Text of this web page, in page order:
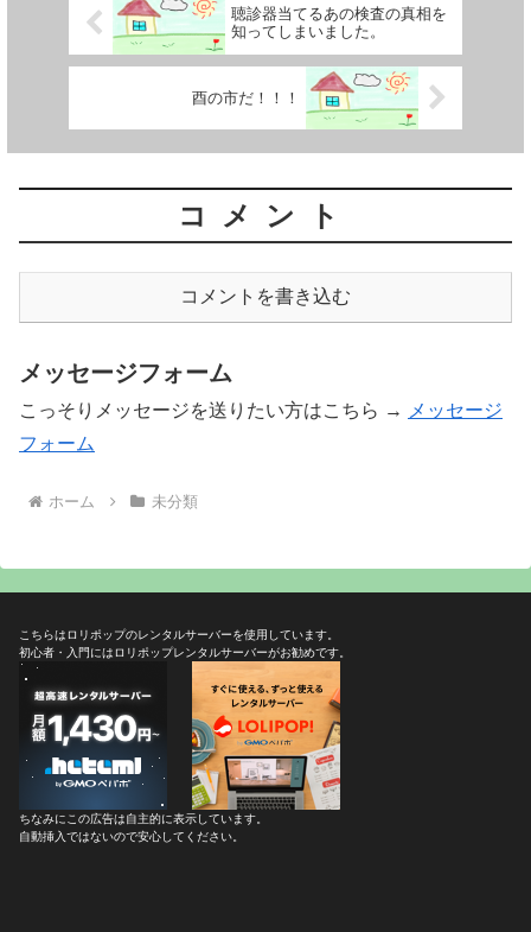
聴診器当てるあの検査の真相を
知ってしまいました。
酉の市だ！！！
コメント
コメントを書き込む
メッセージフォーム
こっそりメッセージを送りたい方はこちら →
メッセージ
フォーム
ホーム 未分類
こちらはロリポップのレンタルサーバーを使用しています。
初心者・入門にはロリポップレンタルサーバーがお勧めです。
ちなみにこの広告は自主的に表示しています。
自動挿入ではないので安心してください。